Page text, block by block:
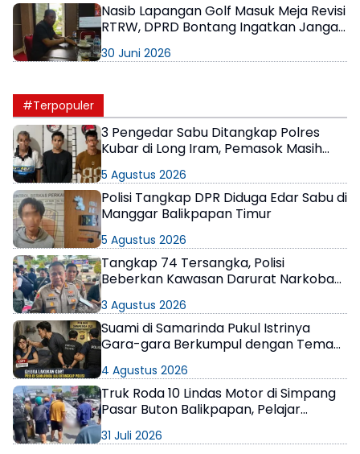
Nasib Lapangan Golf Masuk Meja Revisi
RTRW, DPRD Bontang Ingatkan Jangan
30 Juni 2026
#Terpopuler
3 Pengedar Sabu Ditangkap Polres
Kubar di Long Iram, Pemasok Masih
5 Agustus 2026
Polisi Tangkap DPR Diduga Edar Sabu di
Manggar Balikpapan Timur
5 Agustus 2026
Tangkap 74 Tersangka, Polisi
Beberkan Kawasan Darurat Narkoba
3 Agustus 2026
Suami di Samarinda Pukul Istrinya
Gara-gara Berkumpul dengan Teman
4 Agustus 2026
Truk Roda 10 Lindas Motor di Simpang
Pasar Buton Balikpapan, Pelajar
31 Juli 2026